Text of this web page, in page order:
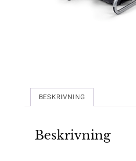
BESKRIVNING
Beskrivning